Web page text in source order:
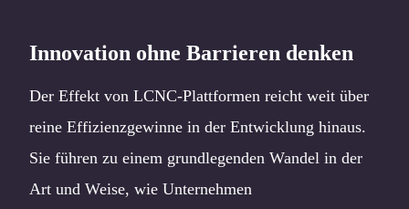
Innovation ohne Barrieren denken
Der Effekt von LCNC-Plattformen reicht weit über
reine Effizienzgewinne in der Entwicklung hinaus.
Sie führen zu einem grundlegenden Wandel in der
Art und Weise, wie Unternehmen